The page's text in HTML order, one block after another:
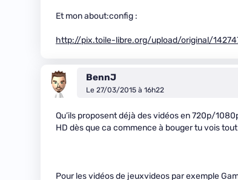
Et mon about:config :
http://pix.toile-libre.org/upload/original/
BennJ
Le 27/03/2015 à 16h22
Qu’ils proposent déjà des vidéos en 720p/
HD dès que ca commence à bouger tu vois
Pour les vidéos de jeuxvideos par exemple